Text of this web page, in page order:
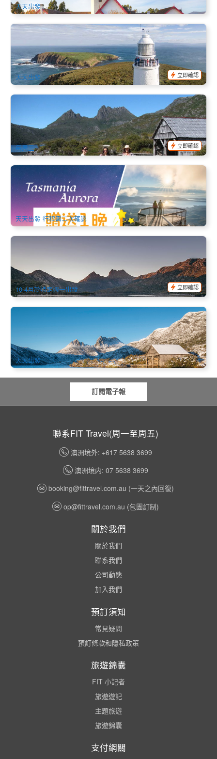
天天出發
美食美景 | 布魯尼島一日遊:海鮮午餐、生蠔品嘗、燈塔導覽及
海灘野餐 (Bruny Island) 英文
946 已預訂
AUD $269.00 $280.00
TAS06187
天天出發
立即確認
霍巴特 - 搖籃山 - 朗塞斯頓 單程一日遊 (霍巴特出發/朗塞斯頓
253 已預訂
AUD $ 264.00 $275.00
TAS06101
每周三
立即確認
2026年5-9月南極光 | 塔斯馬尼亞追光之旅中文3日遊
126 已預訂
AUD $562.00 $590.00
TAS06138
天天出發 行程需二次確認
AUD $3,157.00 3,275.00
TAS06175
10-4月於特定週一出發
立即確認
塔斯馬尼亞浪漫南北中文5日遊 | 包暢遊著名搖藍山
AUD $997.00 $1,011.00
TAS06197W
天天出發
訂閱電子報
聯系FIT Travel(周一至周五)
澳洲境外: +617 5638 3699
澳洲境内: 07 5638 3699
booking@fittravel.com.au (一天之內回復)
op@fittravel.com.au (包團訂制)
關於我們
關於我們
聯系我們
公司動態
加入我們
預訂須知
常見疑問
預訂條款和隱私政策
旅遊錦囊
FIT 小記者
旅遊遊記
主題旅遊
旅遊錦囊
支付網關